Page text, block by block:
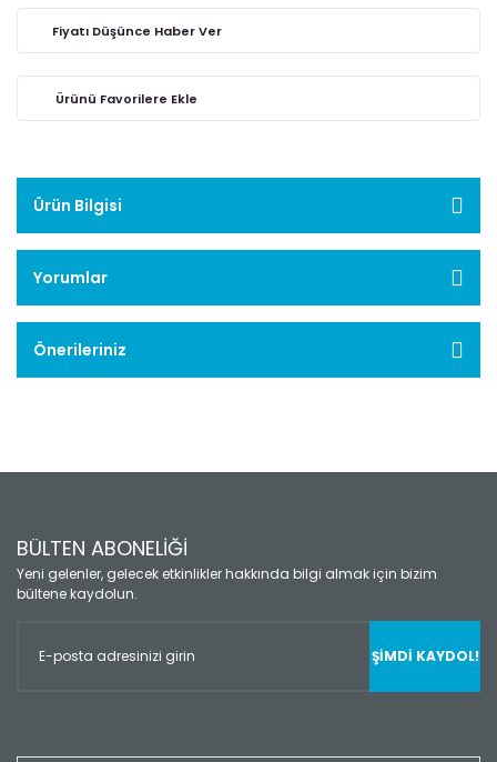
Fiyatı Düşünce Haber Ver
Ürün Bilgisi
Yorumlar
Önerileriniz
BÜLTEN ABONELİĞİ
Yeni gelenler, gelecek etkinlikler hakkında bilgi almak için bizim
bültene kaydolun.
ŞİMDİ KAYDOL!